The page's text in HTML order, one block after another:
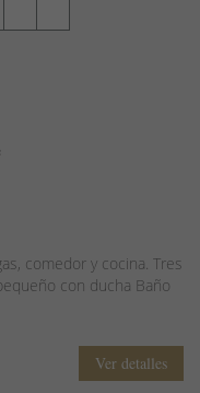
comedor y cocina. Tres
con ducha Baño
Ver detalles